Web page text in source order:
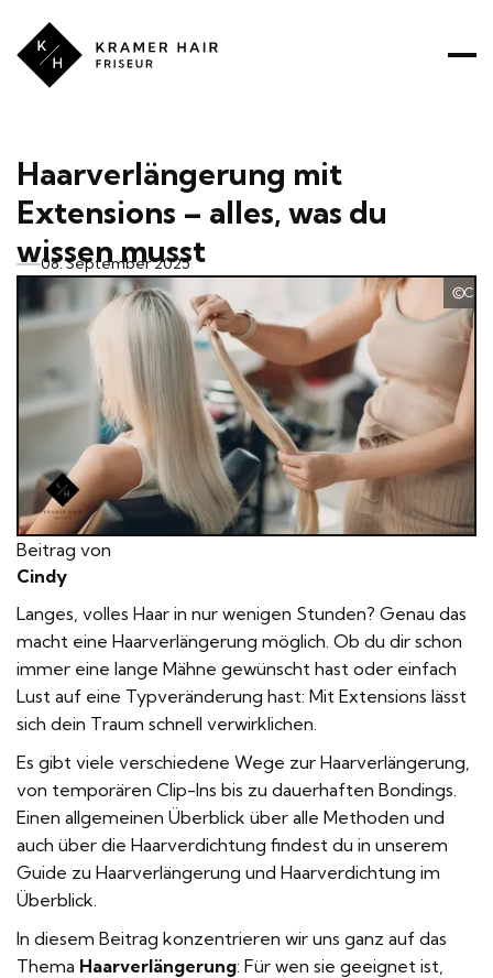
Kramer
Hair
RATGEBER
Hannoversche
Straße 1
38116 Braunschweig
0531 52942
Termin
Haarverlängerung mit
Extensions – alles, was du
wissen musst
08. September 2025
Beitrag von
Cindy
Langes, volles Haar in nur wenigen Stunden? Genau das
macht eine Haarverlängerung möglich. Ob du dir schon
immer eine lange Mähne gewünscht hast oder einfach
Lust auf eine Typveränderung hast: Mit Extensions lässt
sich dein Traum schnell verwirklichen.
Es gibt viele verschiedene Wege zur Haarverlängerung,
von temporären Clip-Ins bis zu dauerhaften Bondings.
Einen allgemeinen Überblick über alle Methoden und
auch über die Haarverdichtung findest du in unserem
Guide zu Haarverlängerung und Haarverdichtung im
Überblick
In diesem Beitrag konzentrieren wir uns ganz auf das
Thema Haarverlängerung: Für wen sie geeignet ist,